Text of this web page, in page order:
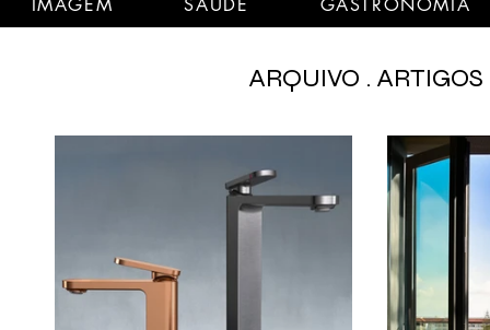
IMAGEM SAÚDE GASTRONOMIA
ARQUIVO .